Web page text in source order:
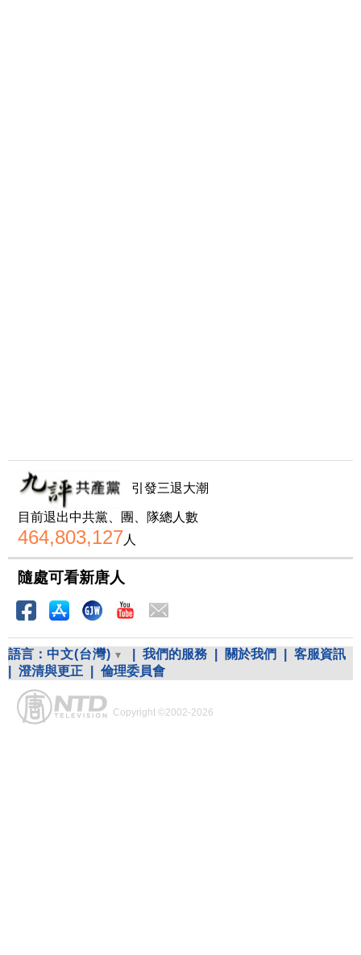
引發三退大潮
目前退出中共黨、團、隊總人數
464,803,127人
隨處可看新唐人
語言： 中文(台灣) 我們的服務 關於我們
客服資訊
澄清與更正 倫理委員會
Copyright ©2002-2026